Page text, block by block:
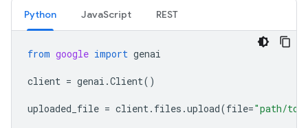
Python JavaScript REST
from google import genai
client = genai .Client()
uploaded_file = client . files .upload(file="path/to/